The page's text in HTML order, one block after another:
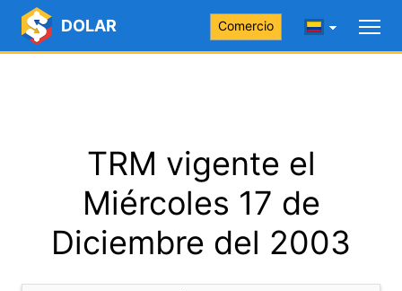
DOLAR Comercio
TRM vigente el
Miércoles 17 de
Diciembre del 2003